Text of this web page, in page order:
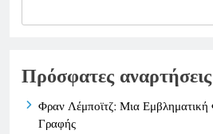
Πρόσφατες αναρτήσεις
Φραν Λέμποϊτζ: Μια Εμβληματική
Γραφής